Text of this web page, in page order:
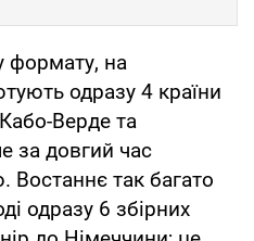
формату, на
одразу 4 країни
Верде та
за довгий час
Востаннє так багато
одразу 6 збірних